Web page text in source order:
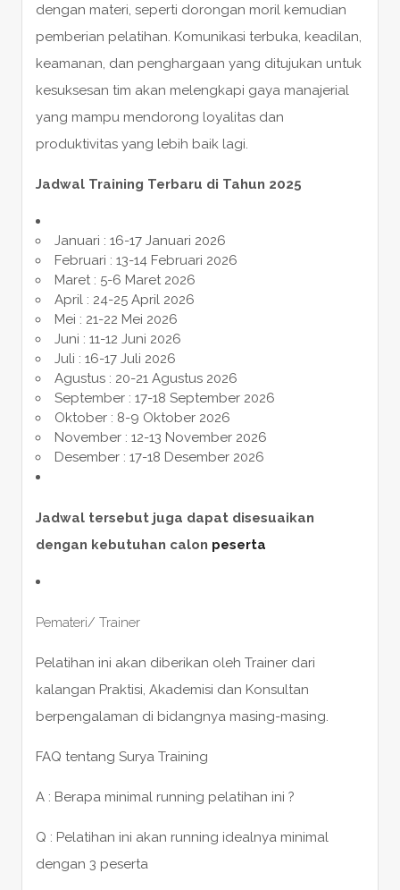
dengan materi, seperti dorongan moril kemudian
pemberian pelatihan. Komunikasi terbuka, keadilan,
keamanan, dan penghargaan yang ditujukan untuk
kesuksesan tim akan melengkapi gaya manajerial
yang mampu mendorong loyalitas dan
produktivitas yang lebih baik lagi.
Jadwal Training Terbaru di Tahun 2025
Januari : 16-17 Januari 2026
Februari : 13-14 Februari 2026
Maret : 5-6 Maret 2026
April : 24-25 April 2026
Mei : 21-22 Mei 2026
Juni : 11-12 Juni 2026
Juli : 16-17 Juli 2026
Agustus : 20-21 Agustus 2026
September : 17-18 September 2026
Oktober : 8-9 Oktober 2026
November : 12-13 November 2026
Desember : 17-18 Desember 2026
Jadwal tersebut juga dapat disesuaikan
dengan kebutuhan calon peserta
Pemateri/ Trainer
Pelatihan ini akan diberikan oleh Trainer dari
kalangan Praktisi, Akademisi dan Konsultan
berpengalaman di bidangnya masing-masing.
FAQ tentang Surya Training
A : Berapa minimal running pelatihan ini ?
Q : Pelatihan ini akan running idealnya minimal
dengan 3 peserta